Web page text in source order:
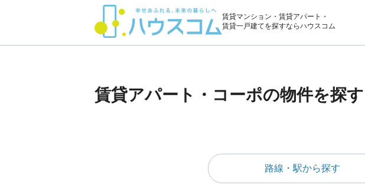
賃貸マンション・賃貸アパート・
賃貸一戸建てを探すならハウスコム
賃貸アパート・コーポの物件を探す
路線・駅から探す